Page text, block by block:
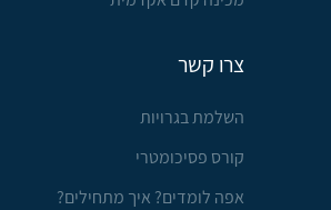
צרו קשר
השלמת בגרויות
קורס פסיכומטרי
אפה לומדים? איך מתחילים?